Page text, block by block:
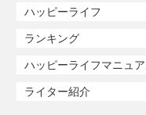
ハッピーライフ
ランキング
ハッピーライフマニュ
ライター紹介